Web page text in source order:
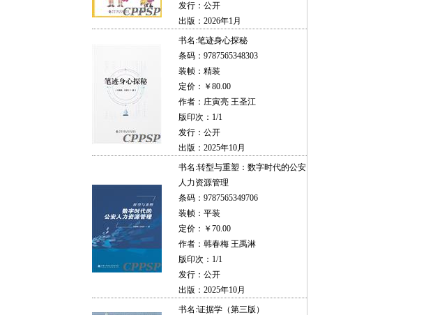
发行：公开
出版：2026年1月
书名:笔迹身心探秘
条码：9787565348303
装帧：精装
定价：￥80.00
作者：庄寅亮 王圣江
版印次：1/1
发行：公开
出版：2025年10月
书名:转型与重塑：数字时代的公安
人力资源管理
条码：9787565349706
装帧：平装
定价：￥70.00
作者：韩春梅 王禹淋
版印次：1/1
发行：公开
出版：2025年10月
书名:证据学（第三版）